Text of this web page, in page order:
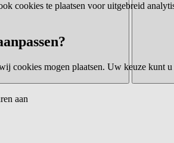
cookies te plaatsen voor uitgebreid
cookies mogen plaatsen. Uw keuze kunt
aan